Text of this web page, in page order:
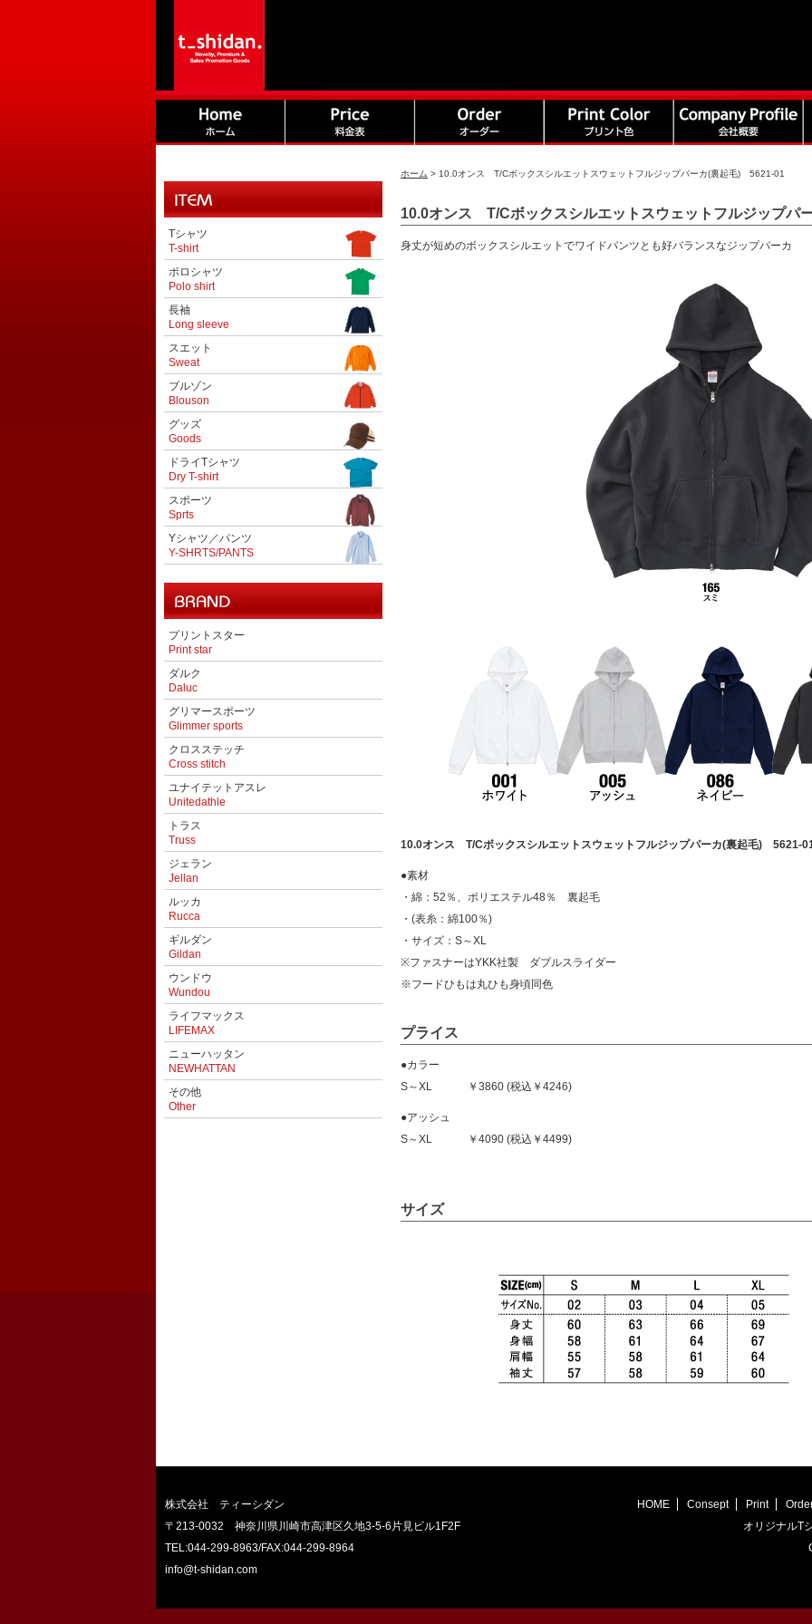
Tシャツ
T-shirt
ポロシャツ
Polo shirt
長袖
Long sleeve
スエット
Sweat
ブルゾン
Blouson
グッズ
Goods
ドライTシャツ
Dry T-shirt
スポーツ
Sprts
Yシャツ／パンツ
Y-SHRTS/PANTS
プリントスター
Print star
ダルク
Daluc
グリマースポーツ
Glimmer sports
クロスステッチ
Cross stitch
ユナイテットアスレ
Unitedathle
トラス
Truss
ジェラン
Jellan
ルッカ
Rucca
ギルダン
Gildan
ウンドウ
Wundou
ライフマックス
LIFEMAX
ニューハッタン
NEWHATTAN
その他
Other
ホーム > 10.0オンス T/Cボックスシルエットスウェットフルジップパーカ(裏起毛) 5621-01
10.0オンス T/Cボックスシルエットスウェットフルジップパ
身丈が短めのボックスシルエットでワイドパンツとも好バランスなジップパーカ
10.0オンス T/Cボックスシルエットスウェットフルジップパーカ(裏起毛) 5621-
●素材
・綿：52％、ポリエステル48％ 裏起毛
・(表糸：綿100％)
・サイズ：S～XL
※ファスナーはYKK社製 ダブルスライダー
※フードひもは丸ひも身頃同色
プライス
●カラー
S～XL ￥3860 (税込￥4246)
●アッシュ
S～XL ￥4090 (税込￥4499)
サイズ
株式会社 ティーシダン
〒213-0032 神奈川県川崎市高津区久地3-5-6片見ビル1F2F
TEL:044-299-8963/FAX:044-299-8964
info@t-shidan.com
HOME Consept Print
オリジナルT